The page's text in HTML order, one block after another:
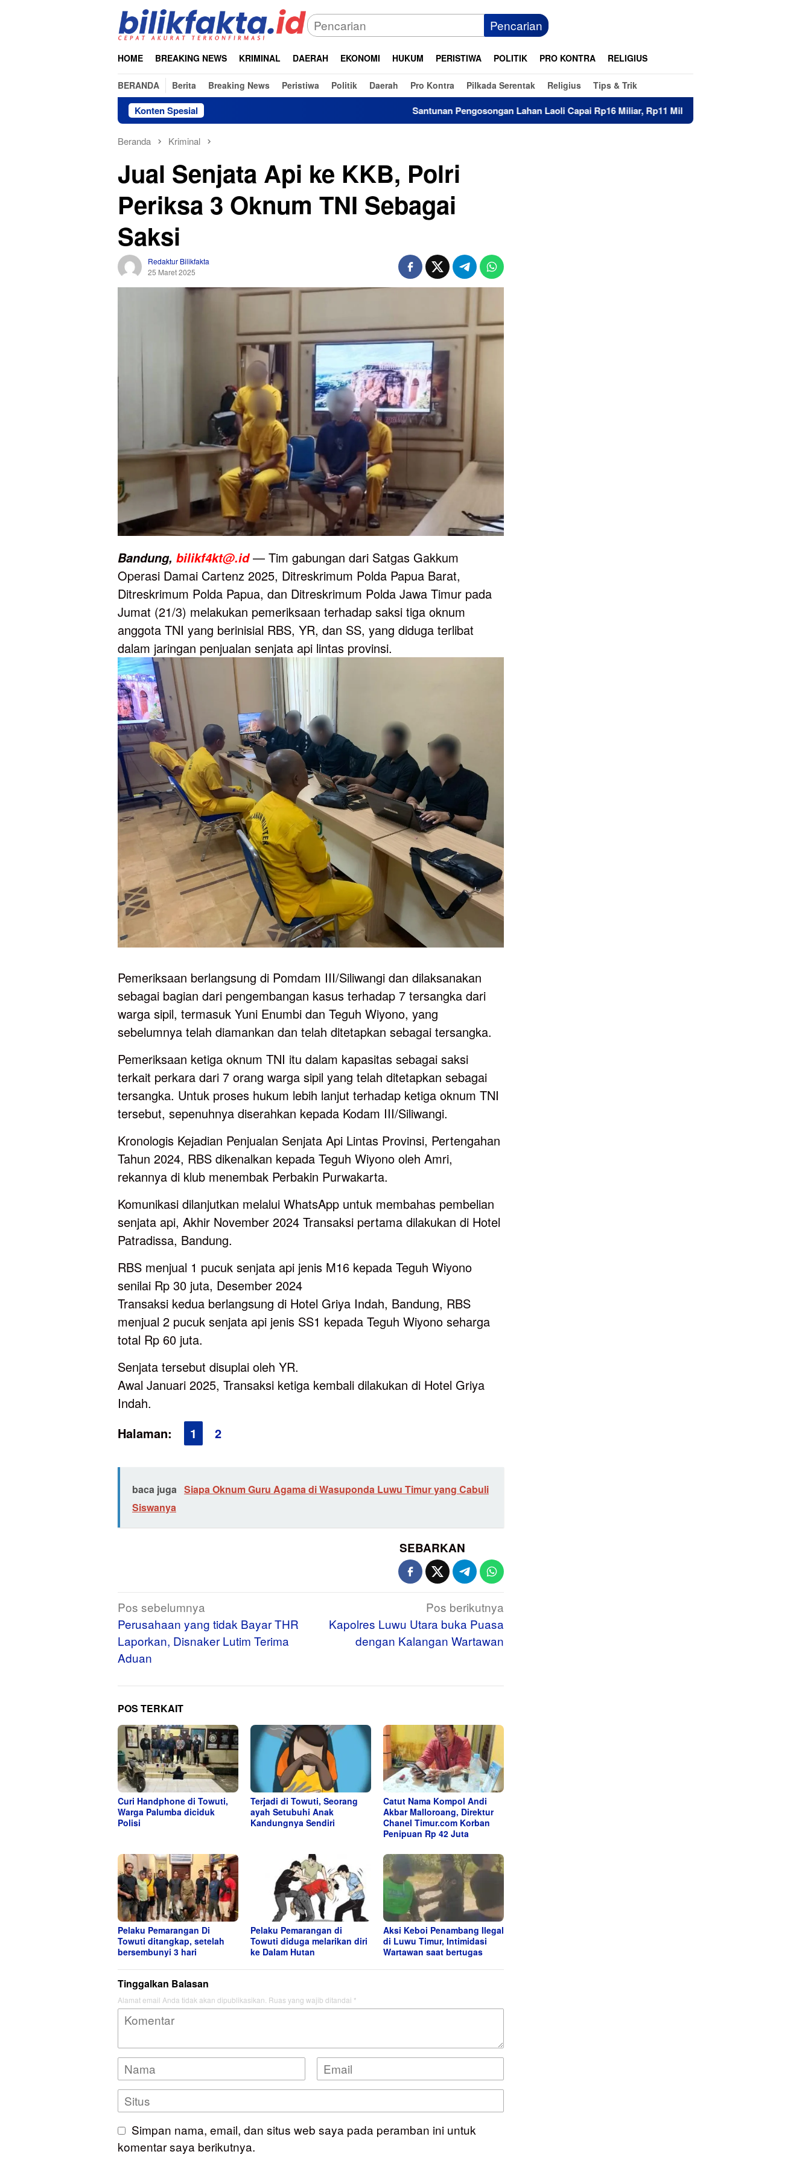
Pencarian
HOME BREAKING NEWS KRIMINAL DAERAH EKONOMI HUKUM PERISTIWA POLITIK PRO KONTRA RELIGIUS
BERANDA Berita Breaking News Peristiwa Politik Daerah Pro Kontra Pilkada Serentak Religius Tips & Trik
Konten Spesial Santunan Pengosongan Lahan Laoli Capai Rp16 Miliar, Rp11 Miliar Sudah Diterima 83 Warga
Beranda Kriminal
Jual Senjata Api ke KKB, Polri
Periksa 3 Oknum TNI Sebagai
Saksi
Redaktur Bilikfakta
25 Maret 2025
Bandung, bilikf4kt@.id— Tim gabungan dari Satgas Gakkum
Operasi Damai Cartenz 2025, Ditreskrimum Polda Papua Barat,
Ditreskrimum Polda Papua, dan Ditreskrimum Polda Jawa Timur pada
Jumat (21/3) melakukan pemeriksaan terhadap saksi tiga oknum
anggota TNI yang berinisial RBS, YR, dan SS, yang diduga terlibat
dalam jaringan penjualan senjata api lintas provinsi.
Pemeriksaan berlangsung di Pomdam III/Siliwangi dan dilaksanakan
sebagai bagian dari pengembangan kasus terhadap 7 tersangka dari
warga sipil, termasuk Yuni Enumbi dan Teguh Wiyono, yang
sebelumnya telah diamankan dan telah ditetapkan sebagai tersangka.
Pemeriksaan ketiga oknum TNI itu dalam kapasitas sebagai saksi
terkait perkara dari 7 orang warga sipil yang telah ditetapkan sebagai
tersangka. Untuk proses hukum lebih lanjut terhadap ketiga oknum TNI
tersebut, sepenuhnya diserahkan kepada Kodam III/Siliwangi.
Kronologis Kejadian Penjualan Senjata Api Lintas Provinsi, Pertengahan
Tahun 2024, RBS dikenalkan kepada Teguh Wiyono oleh Amri,
rekannya di klub menembak Perbakin Purwakarta.
Komunikasi dilanjutkan melalui WhatsApp untuk membahas pembelian
senjata api, Akhir November 2024 Transaksi pertama dilakukan di Hotel
Patradissa, Bandung.
RBS menjual 1 pucuk senjata api jenis M16 kepada Teguh Wiyono
senilai Rp 30 juta, Desember 2024
Transaksi kedua berlangsung di Hotel Griya Indah, Bandung, RBS
menjual 2 pucuk senjata api jenis SS1 kepada Teguh Wiyono seharga
total Rp 60 juta.
Senjata tersebut disuplai oleh YR.
Awal Januari 2025, Transaksi ketiga kembali dilakukan di Hotel Griya
Indah.
Halaman:
1 2
baca juga Siapa Oknum Guru Agama di Wasuponda Luwu Timur yang Cabuli
Siswanya
SEBARKAN
Navigasi
pos
Pos sebelumnya
Perusahaan yang tidak Bayar THR
Laporkan, Disnaker Lutim Terima
Aduan
Pos berikutnya
Kapolres Luwu Utara buka Puasa
dengan Kalangan Wartawan
POS TERKAIT
Curi Handphone di Towuti,
Warga Palumba diciduk
Polisi
Terjadi di Towuti, Seorang
ayah Setubuhi Anak
Kandungnya Sendiri
Catut Nama Kompol Andi
Akbar Malloroang, Direktur
Chanel Timur.com Korban
Penipuan Rp 42 Juta
Pelaku Pemarangan Di
Towuti ditangkap, setelah
bersembunyi 3 hari
Pelaku Pemarangan di
Towuti diduga melarikan diri
ke Dalam Hutan
Aksi Keboi Penambang Ilegal
di Luwu Timur, Intimidasi
Wartawan saat bertugas
Tinggalkan Balasan
Alamat email Anda tidak akan dipublikasikan. Ruas yang wajib ditandai *
Simpan nama, email, dan situs web saya pada peramban ini untuk
komentar saya berikutnya.